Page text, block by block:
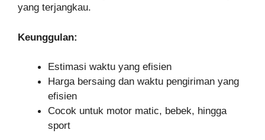
yang terjangkau.
Keunggulan:
Estimasi waktu yang efisien
Harga bersaing dan waktu pengiriman yang
efisien
Cocok untuk motor matic, bebek, hingga
sport